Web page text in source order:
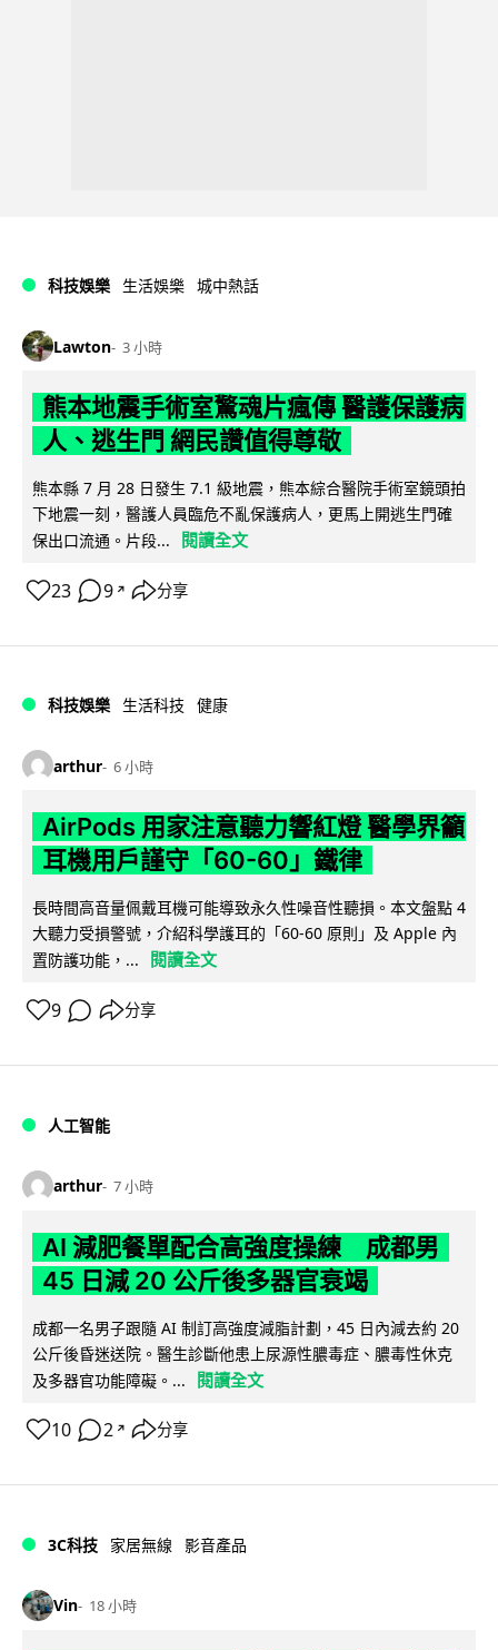
科技娛樂 生活娛樂 城中熱話
Lawton 3 小時
熊本地震手術室驚魂片瘋傳 醫護保護病
人、逃生門 網民讚值得尊敬
熊本縣 7 月 28 日發生 7.1 級地震，熊本綜合醫院手術室鏡頭拍
下地震一刻，醫護人員臨危不亂保護病人，更馬上開逃生門確
保出口流通。片段...
閱讀全文
23 9 ↗ 分享
科技娛樂 生活科技 健康
arthur 6 小時
AirPods 用家注意聽力響紅燈 醫學界籲
耳機用戶謹守「60-60」鐵律
長時間高音量佩戴耳機可能導致永久性噪音性聽損。本文盤點 4
大聽力受損警號，介紹科學護耳的「60-60 原則」及 Apple 內
置防護功能，...
閱讀全文
9 分享
人工智能
arthur 7 小時
AI 減肥餐單配合高強度操練 成都男
45 日減 20 公斤後多器官衰竭
成都一名男子跟隨 AI 制訂高強度減脂計劃，45 日內減去約 20
公斤後昏迷送院。醫生診斷他患上尿源性膿毒症、膿毒性休克
及多器官功能障礙。...
閱讀全文
10 2 ↗ 分享
3C科技 家居無線 影音產品
Vin 18 小時